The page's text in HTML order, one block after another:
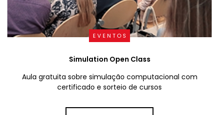
EVENTOS
Simulation Open Class
Aula gratuita sobre simulação computacional com
certificado e sorteio de cursos